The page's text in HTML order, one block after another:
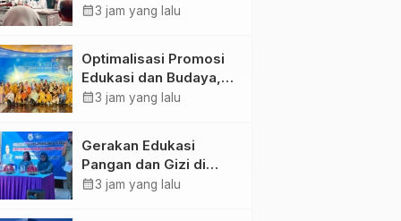
DPMPTSP Sulbar Siap
calendar_month3 jam yang lalu
Optimalisasi Promosi
Edukasi dan Budaya,
Anjungan Provinsi
Bersama Sky World
TMII
calendar_month3 jam yang lalu
Gerakan Edukasi
Pangan dan Gizi di
Mamasa: Tingkatkan
calendar_month3 jam yang lalu